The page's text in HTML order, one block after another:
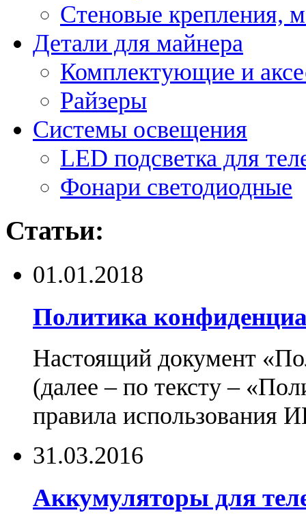
Стеновые крепления,
Детали для майнера
Комплектующие и
Райзеры
Системы освещения
LED подсветка для
Фонари светодиодные
Статьи:
01.01.2018
Политика
Настоящий документ
(далее – по тексту –
правила использования
31.03.2016
Аккумуляторы для